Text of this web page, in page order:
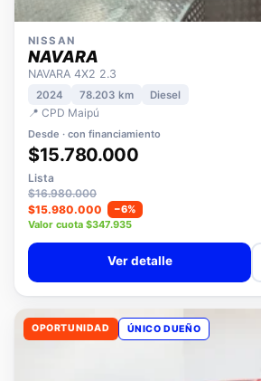
NISSAN
NAVARA
NAVARA 4X2 2.3
2024 78.203 km
📍 CPD Maipú
Desde · con financiamiento
$15.780.000
Lista
$16.980.000
$15.980.000
−6%
Valor cuota $347.935
OPORTUNIDAD